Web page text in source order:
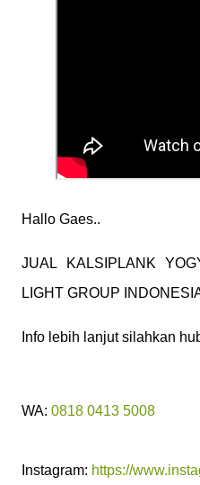
Hallo Gaes..
JUAL KALSIPLANK
LIGHT GROUP
Info lebih lanjut silahkan
WA: 0818 0413 5008
Instagram: https://